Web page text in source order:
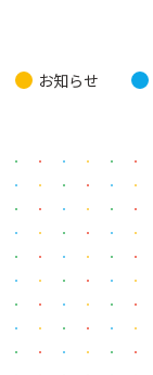
お知らせ